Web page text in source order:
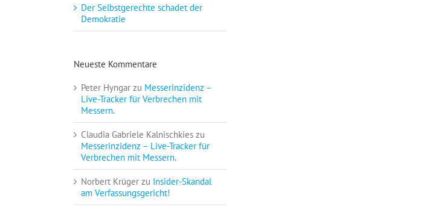
Der Selbstgerechte schadet der
Demokratie
Neueste Kommentare
Peter Hyngar zu Messerinzidenz –
Live-Tracker für Verbrechen mit
Messern.
Claudia Gabriele Kalnischkies zu
Messerinzidenz – Live-Tracker für
Verbrechen mit Messern.
Norbert Krüger zu Insider-Skandal
am Verfassungsgericht!